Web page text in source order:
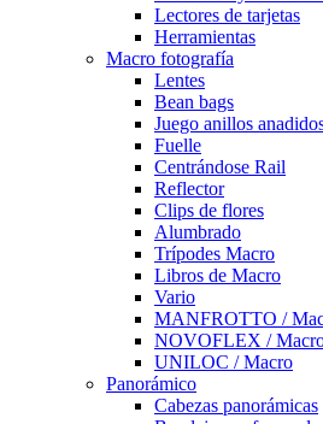
Lectores de tarjetas
Herramientas
Macro fotografía
Lentes
Bean bags
Juego anillos
Fuelle
Centrándose Rail
Reflector
Clips de flores
Alumbrado
Trípodes Macro
Libros de Macro
Vario
MANFROTTO /
NOVOFLEX /
UNILOC / Macro
Panorámico
Cabezas panorámicas